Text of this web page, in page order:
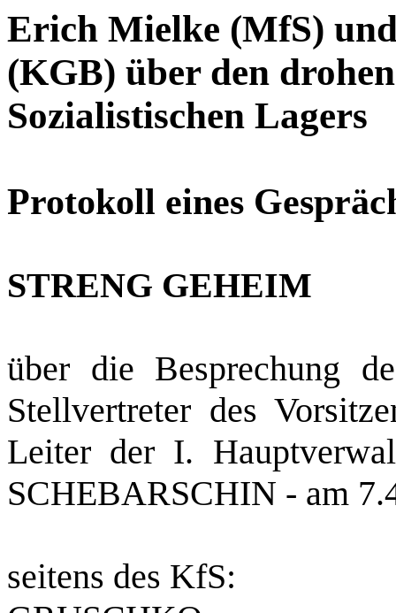
Erich Mielke (MfS)
(KGB) über den
Sozialistischen Lagers
Protokoll eines
STRENG GEHEIM
über die Besprechung
Stellvertreter des
Leiter der I.
SCHEBARSCHIN ‑ am
seitens des KfS: